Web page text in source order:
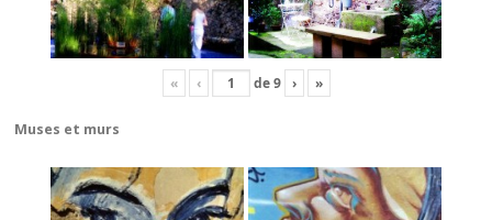
« ‹ de9 › »
Muses et murs